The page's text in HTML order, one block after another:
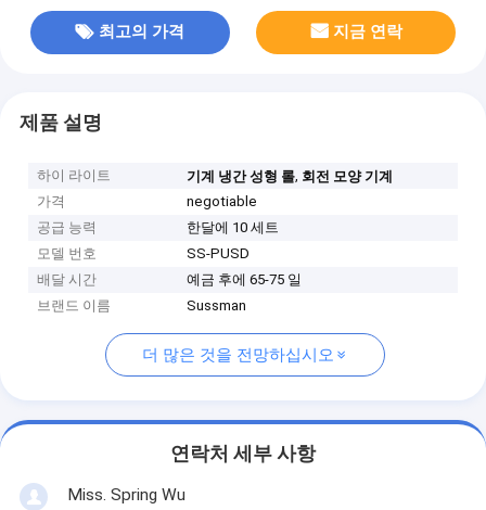
최고의 가격 지금 연락
제품 설명
하이 라이트 기계 냉간 성형 롤, 회전 모양 기계
가격
negotiable
공급 능력
한달에 10 세트
모델 번호
SS-PUSD
배달 시간
예금 후에 65-75 일
브랜드 이름
Sussman
더 많은 것을 전망하십시오
연락처 세부 사항
Miss. Spring Wu